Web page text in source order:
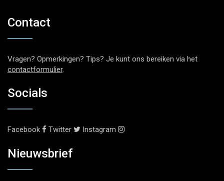
Contact
Vragen? Opmerkingen? Tips? Je kunt ons bereiken via het
contactformulier.
Socials
Facebook Twitter Instagram
Nieuwsbrief